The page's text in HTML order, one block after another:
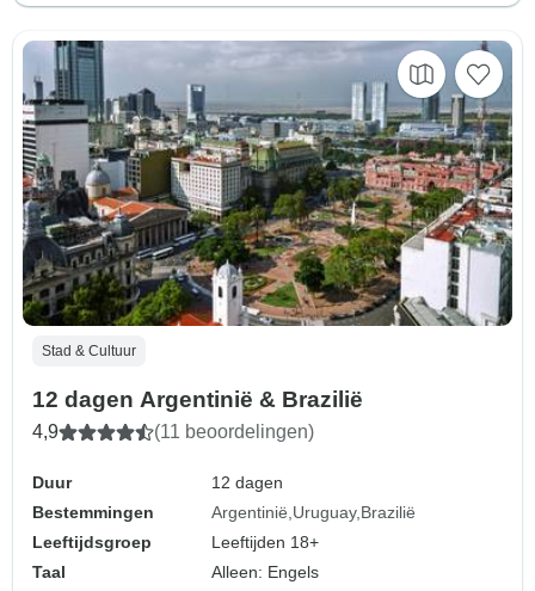
Stad & Cultuur
12 dagen Argentinië & Brazilië
4,9 (11 beoordelingen)
Duur
12 dagen
Bestemmingen
Argentinië Uruguay Brazilië
Leeftijdsgroep
Leeftijden 18+
Taal
Alleen: Engels